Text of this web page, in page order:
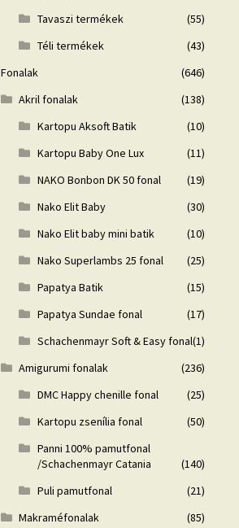
Tavaszi termékek
(55)
Téli termékek
(43)
Fonalak
(646)
Akril fonalak
(138)
Kartopu Aksoft Batik
(10)
Kartopu Baby One Lux
(11)
NAKO Bonbon DK 50 fonal
(19)
Nako Elit Baby
(30)
Nako Elit baby mini batik
(10)
Nako Superlambs 25 fonal
(25)
Papatya Batik
(15)
Papatya Sundae fonal
(17)
Schachenmayr Soft & Easy fonal(1)
Amigurumi fonalak
(236)
DMC Happy chenille fonal
(25)
Kartopu zsenília fonal
(50)
Panni 100% pamutfonal
/Schachenmayr Catania
(140)
Puli pamutfonal
(21)
Makraméfonalak
(85)